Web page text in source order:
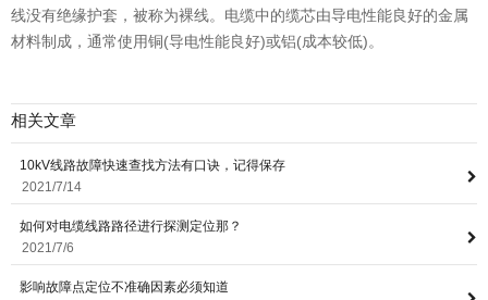
线没有绝缘护套，被称为裸线。电缆中的缆芯由导电性能良好的金属
材料制成，通常使用铜(导电性能良好)或铝(成本较低)。
相关文章
10kV线路故障快速查找方法有口诀，记得保存
2021/7/14
如何对电缆线路路径进行探测定位那？
2021/7/6
影响故障点定位不准确因素必须知道